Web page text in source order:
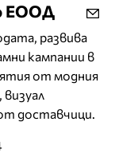
ЕООД
развива
кампании в
от модния
доставчици.